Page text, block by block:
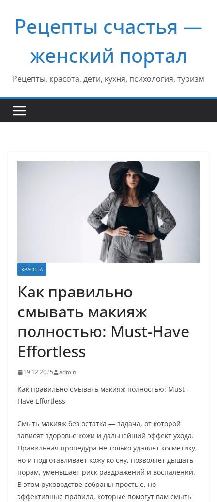
содержимому
Рецепты счастья —
женский портал
Рецепты, красота, дети, кухня, психология, туризм
КРАСОТА
Как правильно
смывать макияж
полностью: Must-Have
Effortless
19.12.2025 admin
Как правильно смывать макияж полностью: Must-
Have Effortless
Смыть макияж без остатка — задача, от которой
зависят здоровье кожи и дальнейший эффект ухода.
Правильная процедура не только удаляет косметику,
но и подготавливает кожу ко сну, позволяет дышать
порам, уменьшает риск раздражений и воспалений.
В этом руководстве собраны простые, но
эффективные правила, которые помогут вам смыть